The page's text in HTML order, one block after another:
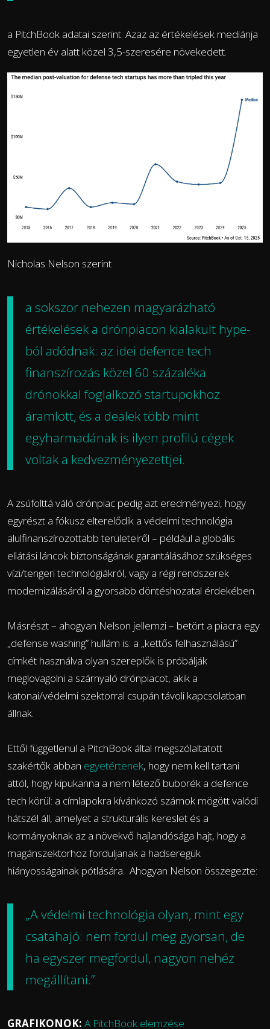
a PitchBook adatai szerint. Azaz az értékelések mediánja
egyetlen év alatt közel 3,5-szeresére növekedett.
Nicholas Nelson szerint
a sokszor nehezen magyarázható
értékelések a drónpiacon kialakult hype-
ból adódnak: az idei defence tech
finanszírozás közel 60 százaléka
drónokkal foglalkozó startupokhoz
áramlott, és a dealek több mint
egyharmadának is ilyen profilú cégek
voltak a kedvezményezettjei.
A zsúfolttá váló drónpiac pedig azt eredményezi, hogy
egyrészt a fókusz elterelődik a védelmi technológia
alulfinanszírozottabb területeiről – például a globális
ellátási láncok biztonságának garantálásához szükséges
vízi/tengeri technológiákról, vagy a régi rendszerek
modernizálásáról a gyorsabb döntéshozatal érdekében.
Másrészt – ahogyan Nelson jellemzi – betört a piacra egy
„defense washing” hullám is: a „kettős felhasználású”
címkét használva olyan szereplők is próbálják
meglovagolni a szárnyaló drónpiacot, akik a
katonai/védelmi szektorral csupán távoli kapcsolatban
állnak.
Ettől függetlenül a PitchBook által megszólaltatott
szakértők abban egyetértenek, hogy nem kell tartani
attól, hogy kipukanna a nem létező buborék a defence
tech körül: a címlapokra kívánkozó számok mögött valódi
hátszél áll, amelyet a strukturális kereslet és a
kormányoknak az a növekvő hajlandósága hajt, hogy a
magánszektorhoz forduljanak a hadseregük
hiányosságainak pótlására. Ahogyan Nelson összegezte:
„A védelmi technológia olyan, mint egy
csatahajó: nem fordul meg gyorsan, de
ha egyszer megfordul, nagyon nehéz
megállítani.”
GRAFIKONOK: A PitchBook elemzése